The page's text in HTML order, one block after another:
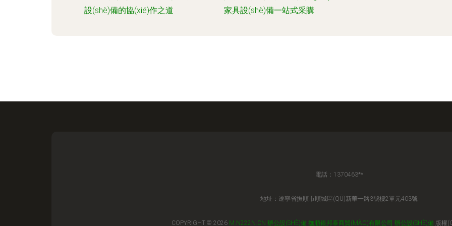
設(shè)備的協(xié)作之道
家具設(shè)備一站式采購
電話：1370463**
地址：遼寧省撫順市順城區(QŪ)新華一路3號樓2單元403號
COPYRIGHT © 2026 M.N222N.CN 辦公設(SHÈ)備 撫順銀邦泰商貿(MÀO)有限公司 辦公設(SHÈ)備 版權